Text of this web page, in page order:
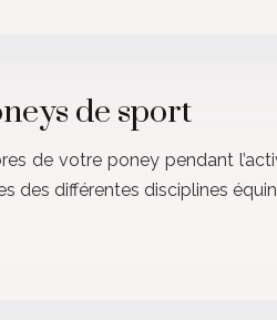
de sport
de votre poney pendant
des différentes disciplines